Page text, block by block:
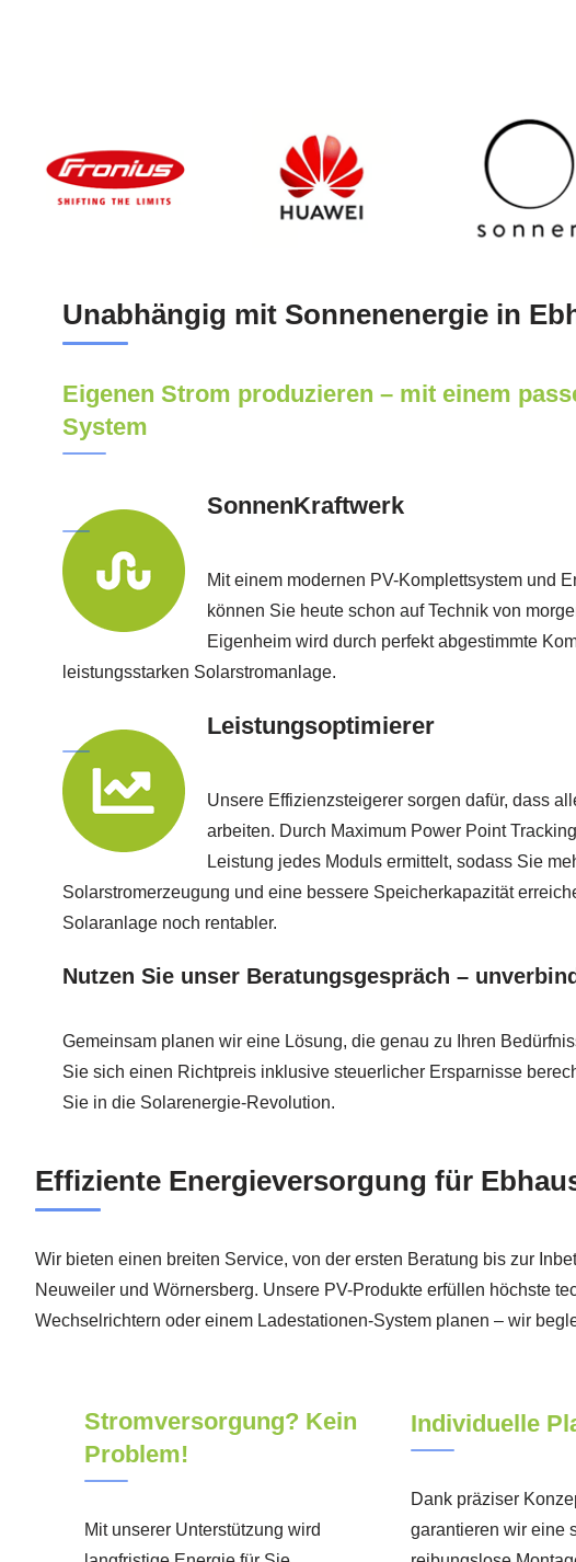
Unabhängig mit Sonnenenergie in
Eigenen Strom produzieren – mit einem
System
SonnenKraftwerk
Mit einem modernen PV-Komplettsystem und
können Sie heute schon auf Technik von
Eigenheim wird durch perfekt abgestimmte
leistungsstarken Solarstromanlage.
Leistungsoptimierer
Unsere Effizienzsteigerer sorgen dafür, dass
arbeiten. Durch Maximum Power Point
Leistung jedes Moduls ermittelt, sodass Sie
Solarstromerzeugung und eine bessere Speicherkapazität
Solaranlage noch rentabler.
Nutzen Sie unser Beratungsgespräch –
Gemeinsam planen wir eine Lösung, die genau zu Ihren
Sie sich einen Richtpreis inklusive steuerlicher Ersparnisse
Sie in die Solarenergie-Revolution.
Effiziente Energieversorgung für
Wir bieten einen breiten Service, von der ersten Beratung bis zur
Neuweiler und Wörnersberg. Unsere PV-Produkte erfüllen höchste
Wechselrichtern oder einem Ladestationen-System planen – wir
Stromversorgung? Kein
Problem!
Mit unserer Unterstützung wird
Individuelle
Dank präziser
garantieren wir eine